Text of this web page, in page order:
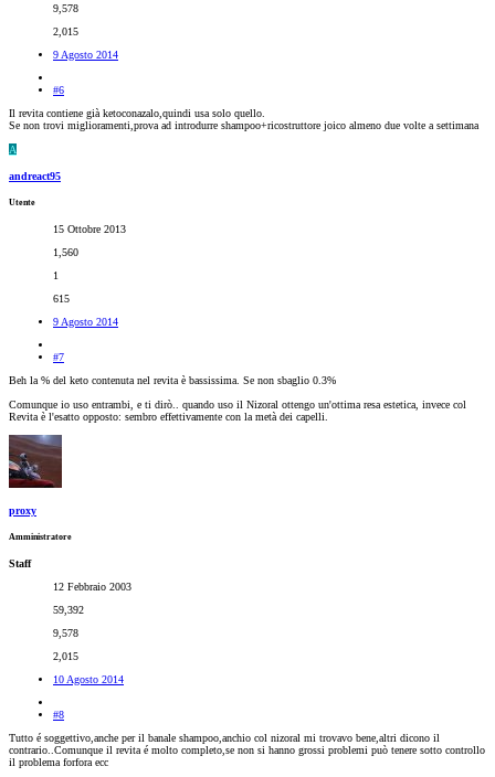
9,578
2,015
9 Agosto 2014
#6
Il revita contiene già ketoconazalo,quindi usa solo quello.
Se non trovi miglioramenti,prova ad introdurre shampoo+ricostruttore joico almeno due volte a settimana
A
andreact95
Utente
15 Ottobre 2013
1,560
1
615
9 Agosto 2014
#7
Beh la % del keto contenuta nel revita è bassissima. Se non sbaglio 0.3%
Comunque io uso entrambi, e ti dirò.. quando uso il Nizoral ottengo un'ottima resa estetica, invece col
Revita è l'esatto opposto: sembro effettivamente con la metà dei capelli.
proxy
Amministratore
Staff
12 Febbraio 2003
59,392
9,578
2,015
10 Agosto 2014
#8
Tutto é soggettivo,anche per il banale shampoo,anchio col nizoral mi trovavo bene,altri dicono il
contrario..Comunque il revita é molto completo,se non si hanno grossi problemi può tenere sotto controllo
il problema forfora ecc